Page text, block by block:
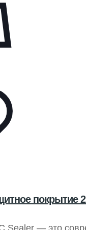
покрытие
Sealer — это